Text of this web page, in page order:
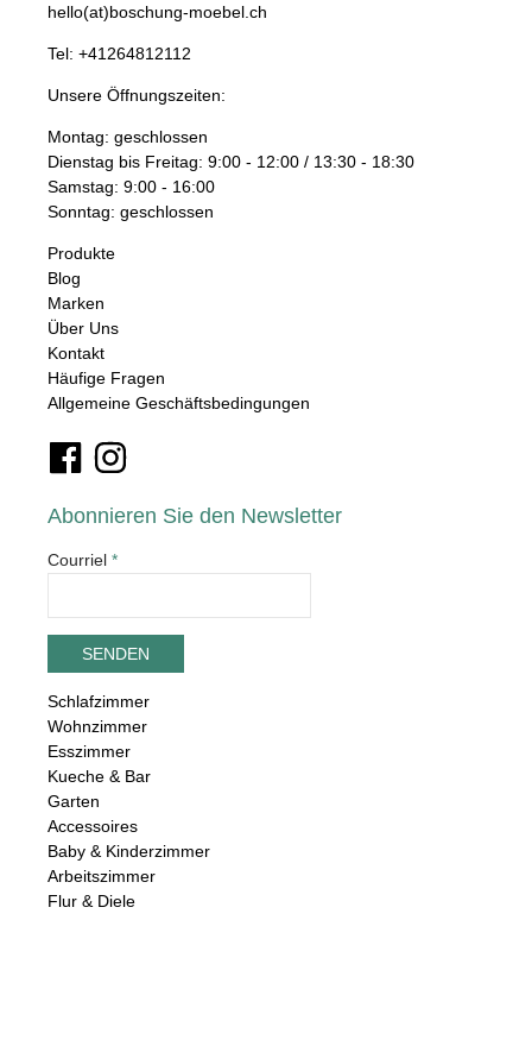
hello(at)boschung-moebel.ch
Tel: +41264812112
Unsere Öffnungszeiten:
Montag: geschlossen
Dienstag bis Freitag: 9:00 - 12:00 / 13:30 - 18:30
Samstag: 9:00 - 16:00
Sonntag: geschlossen
Produkte
Blog
Marken
Über Uns
Kontakt
Häufige Fragen
Allgemeine Geschäftsbedingungen
Abonnieren Sie den Newsletter
Courriel *
Schlafzimmer
Wohnzimmer
Esszimmer
Kueche & Bar
Garten
Accessoires
Baby & Kinderzimmer
Arbeitszimmer
Flur & Diele